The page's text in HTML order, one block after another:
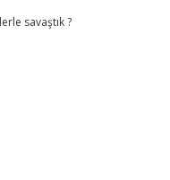
savaştık ?